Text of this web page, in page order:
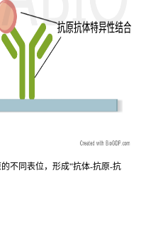
不同表位，形成“抗体-抗原-抗